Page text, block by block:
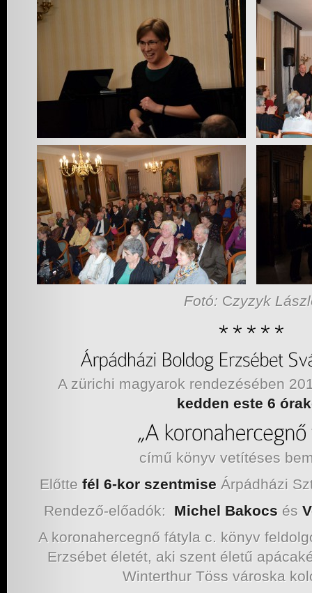
Fotó: Czyzyk
A zürichi magyarok rendezésében
kedden este 6
című könyv vetítéses
Előtte fél 6-kor szentmise Árpádházi
Rendező-előadók: Michel Bakocs és
A koronahercegnő fátyla c. könyv
Erzsébet életét, aki szent életű
Winterthur Töss városka